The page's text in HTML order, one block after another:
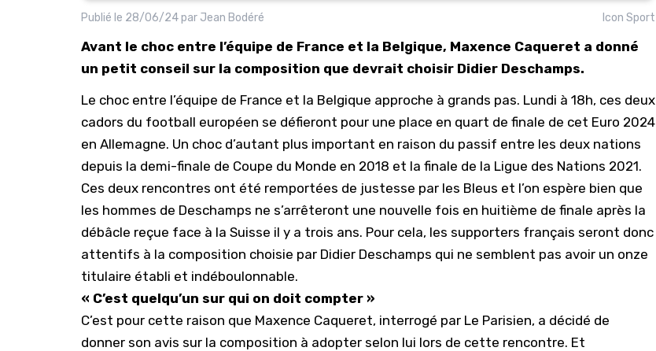
Publié le 28/06/24par Jean Bodéré Icon Sport
Avant le choc entre l’équipe de France et la Belgique, Maxence Caqueret a donné
un petit conseil sur la composition que devrait choisir Didier Deschamps.
Le choc entre l’équipe de France et la Belgique approche à grands pas. Lundi à 18h, ces deux
cadors du football européen se défieront pour une place en quart de finale de cet Euro 2024
en Allemagne. Un choc d’autant plus important en raison du passif entre les deux nations
depuis la demi-finale de Coupe du Monde en 2018 et la finale de la Ligue des Nations 2021.
Ces deux rencontres ont été remportées de justesse par les Bleus et l’on espère bien que
les hommes de Deschamps ne s’arrêteront une nouvelle fois en huitième de finale après la
débâcle reçue face à la Suisse il y a trois ans. Pour cela, les supporters français seront donc
attentifs à la composition choisie par Didier Deschamps qui ne semblent pas avoir un onze
titulaire établi et indéboulonnable.
« C’est quelqu’un sur qui on doit compter »
C’est pour cette raison que Maxence Caqueret, interrogé par Le Parisien, a décidé de
donner son avis sur la composition à adopter selon lui lors de cette rencontre. Et